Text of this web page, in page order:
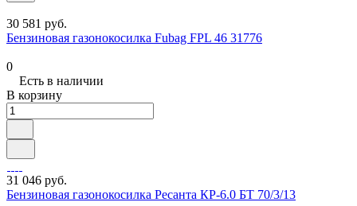
30 581 руб.
Бензиновая газонокосилка Fubag FPL 46 31776
0
Есть в наличии
В корзину
31 046 руб.
Бензиновая газонокосилка Ресанта КР-6.0 БТ 70/3/13